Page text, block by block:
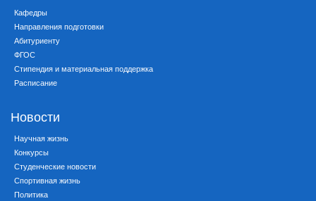
Кафедры
Направления подготовки
Абитуриенту
ФГОС
Стипендия и материальная поддержка
Расписание
Новости
Научная жизнь
Конкурсы
Студенческие новости
Спортивная жизнь
Политика